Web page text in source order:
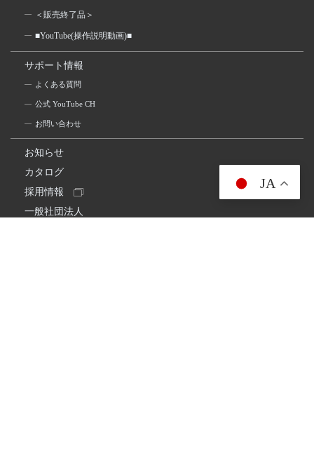
＜販売終了品＞
■YouTube(操作説明動画)■
サポート情報
よくある質問
公式 YouTube CH
お問い合わせ
お知らせ
カタログ
採用情報
一般社団法人
JA